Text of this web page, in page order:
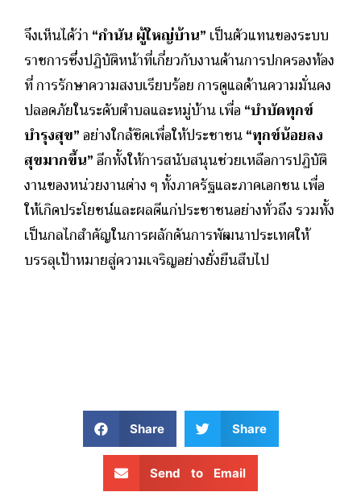
จึงเห็นได้ว่า “กำนัน ผู้ใหญ่บ้าน” เป็นตัวแทนของระบบ
ราชการซึ่งปฏิบัติหน้าที่เกี่ยวกับงานด้านการปกครองท้อง
ที่ การรักษาความสงบเรียบร้อย การดูแลด้านความมั่นคง
ปลอดภัยในระดับตำบลและหมู่บ้าน เพื่อ “บำบัดทุกข์
บำรุงสุข”อย่างใกล้ชิดเพื่อให้ประชาชน“ทุกข์น้อยลง
สุขมากขึ้น”อีกทั้งให้การสนับสนุนช่วยเหลือการปฏิบัติ
งานของหน่วยงานต่าง ๆ ทั้งภาครัฐและภาคเอกชน เพื่อ
ให้เกิดประโยชน์และผลดีแก่ประชาชนอย่างทั่วถึง รวมทั้ง
เป็นกลไกสำคัญในการผลักดันการพัฒนาประเทศให้
บรรลุเป้าหมายสู่ความเจริญอย่างยั่งยืนสืบไป
Share Share
Send to Email